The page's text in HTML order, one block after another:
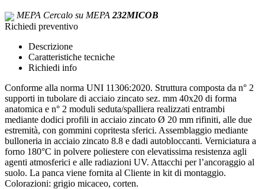
MEPA Cercalo su MEPA 232MICOB
Richiedi preventivo
Descrizione
Caratteristiche tecniche
Richiedi info
Conforme alla norma UNI 11306:2020. Struttura composta da n° 2
supporti in tubolare di acciaio zincato sez. mm 40x20 di forma
anatomica e n° 2 moduli seduta/spalliera realizzati entrambi
mediante dodici profili in acciaio zincato Ø 20 mm rifiniti, alle due
estremità, con gommini copritesta sferici. Assemblaggio mediante
bulloneria in acciaio zincato 8.8 e dadi autobloccanti. Verniciatura a
forno 180°C in polvere poliestere con elevatissima resistenza agli
agenti atmosferici e alle radiazioni UV. Attacchi per l’ancoraggio al
suolo. La panca viene fornita al Cliente in kit di montaggio.
Colorazioni: grigio micaceo, corten.